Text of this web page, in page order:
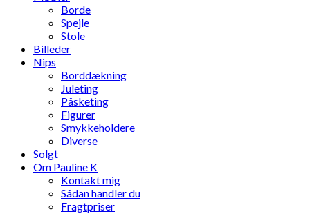
Borde
Spejle
Stole
Billeder
Nips
Borddækning
Juleting
Påsketing
Figurer
Smykkeholdere
Diverse
Solgt
Om Pauline K
Kontakt mig
Sådan handler du
Fragtpriser